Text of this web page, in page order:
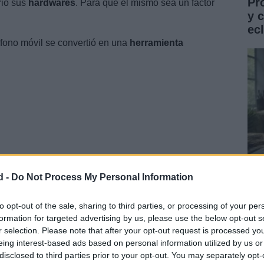
- Do Not Process My Personal Information
opt-out of the sale, sharing to third parties, or processing of your
for targeted advertising by us, please use the below opt-out
selection. Please note that after your opt-out request is processed
interest-based ads based on personal information utilized by us
to third parties prior to your opt-out. You may separately
sus hardwares. Para que el mismo sea un factor
móvil se convertió en una herramienta
fotográfica imprescindible
han puesto en juego el mundo de la fotografía.
y